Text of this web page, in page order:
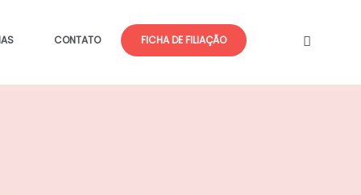
CONTATO FICHA DE FILIAÇÃO